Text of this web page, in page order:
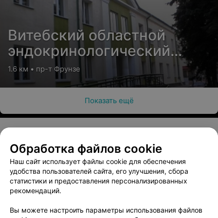
Витебский областной
эндокринологический
диспансер
1.6 км • пр-т Фрунзе
Показать ещё
О проекте Новости проекта
Размещение рекламы
Медицинский маркетинг
Публичный договор
Пользовательское соглашение
Способы оплаты
Обработка файлов cookie
Наш сайт использует файлы cookie для обеспечения
удобства пользователей сайта, его улучшения, сбора
статистики и предоставления персонализированных
рекомендаций.
Вы можете настроить параметры использования файлов